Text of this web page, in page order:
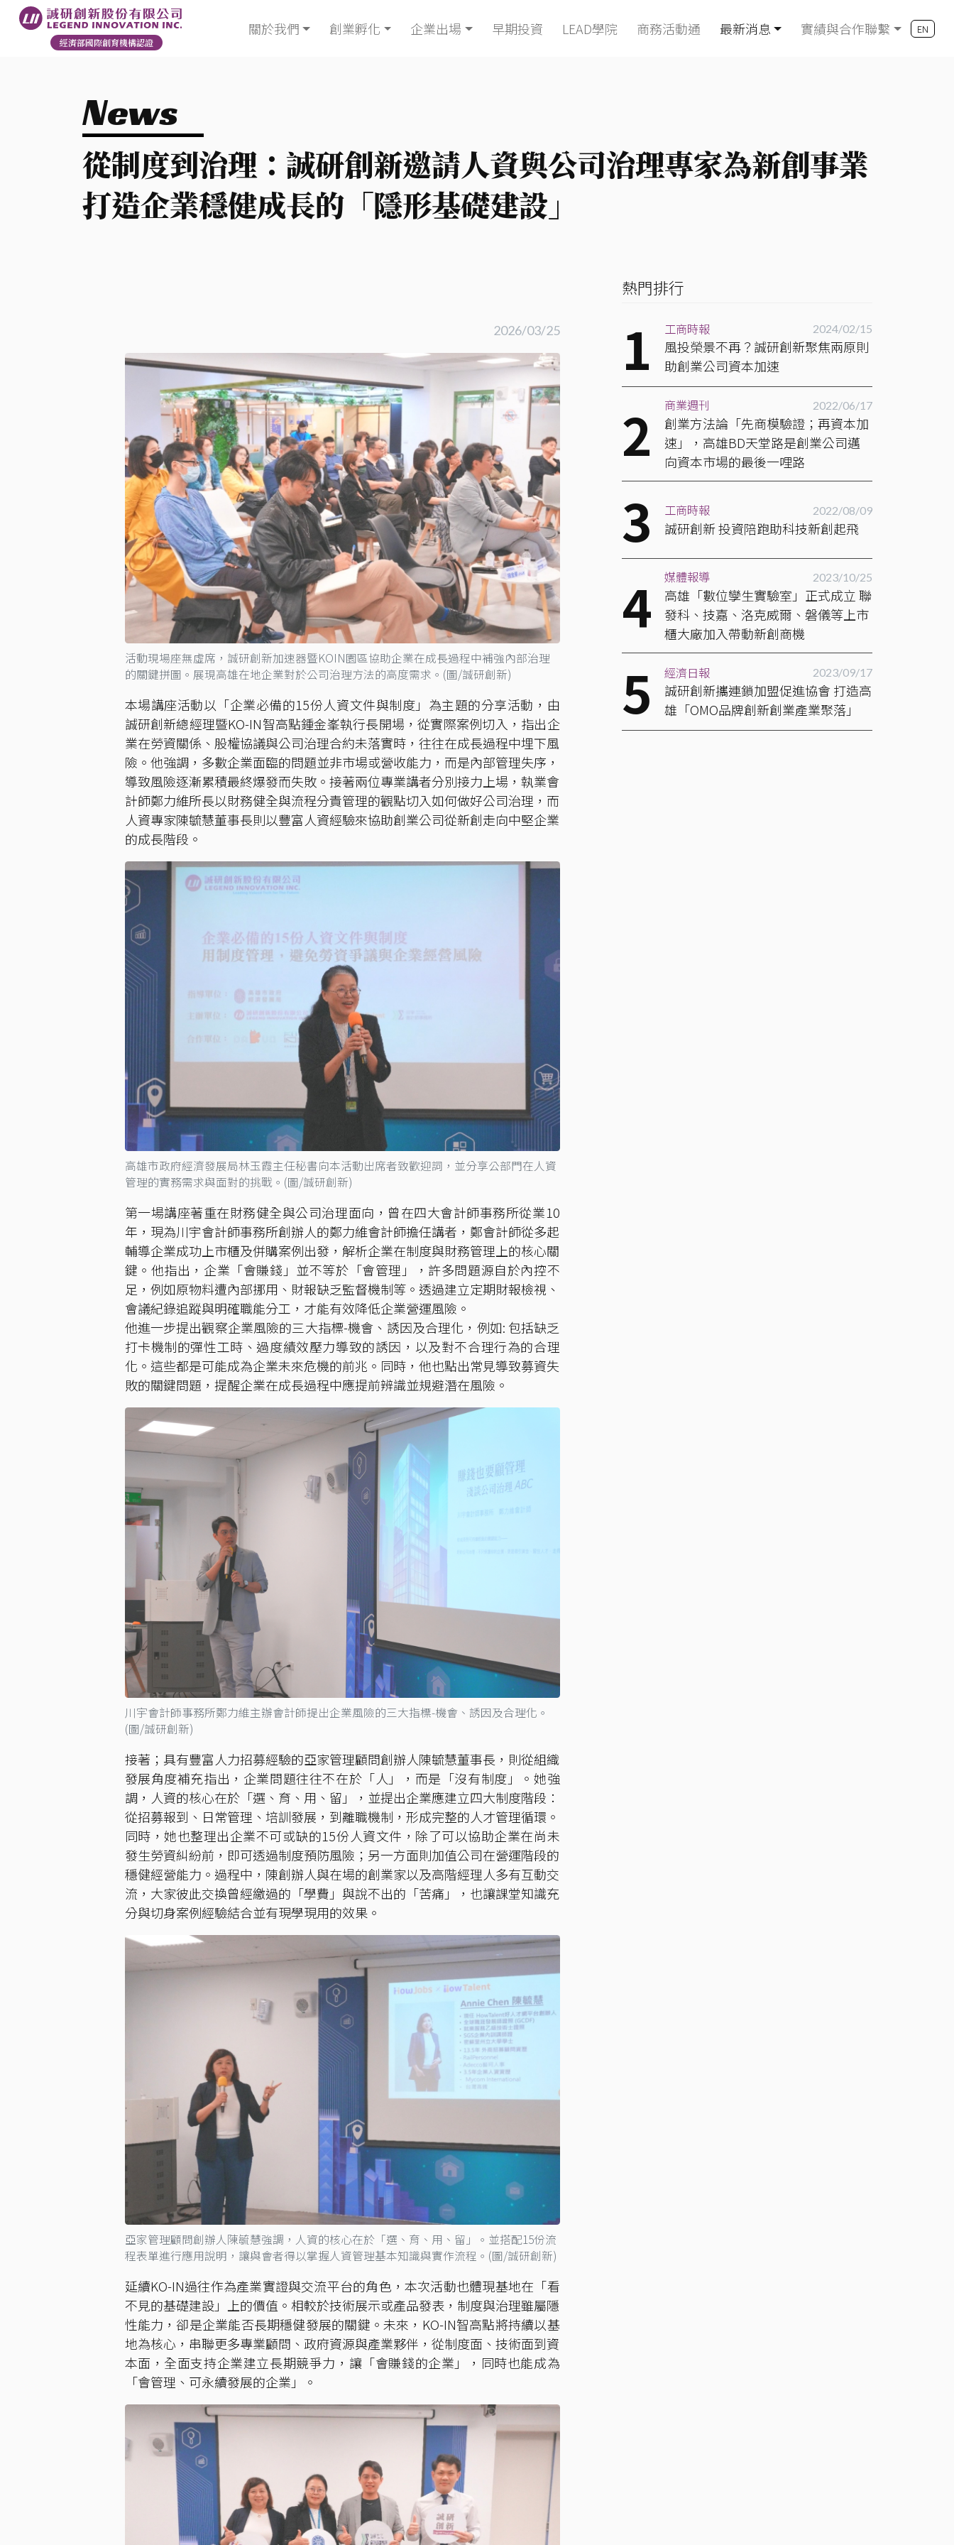
經濟部國際創育機構認證
關於我們 創業孵化 企業出場 早期投資 LEAD學院 商務活動通 最新消息 實績與合作聯繫 EN
News
從制度到治理：誠研創新邀請人資與公司治理專家為新創事業
打造企業穩健成長的「隱形基礎建設」
2026/03/25
活動現場座無虛席，誠研創新加速器暨KOIN園區協助企業在成長過程中補強內部治理
的關鍵拼圖。展現高雄在地企業對於公司治理方法的高度需求。(圖/誠研創新)
本場講座活動以「企業必備的15份人資文件與制度」為主題的分享活動，由
誠研創新總經理暨KO-IN智高點鍾金峯執行長開場，從實際案例切入，指出企
業在勞資關係、股權協議與公司治理合約未落實時，往往在成長過程中埋下風
險。他強調，多數企業面臨的問題並非市場或營收能力，而是內部管理失序，
導致風險逐漸累積最終爆發而失敗。接著兩位專業講者分別接力上場，執業會
計師鄭力維所長以財務健全與流程分責管理的觀點切入如何做好公司治理，而
人資專家陳毓慧董事長則以豐富人資經驗來協助創業公司從新創走向中堅企業
的成長階段。
高雄市政府經濟發展局林玉霞主任秘書向本活動出席者致歡迎詞，並分享公部門在人資
管理的實務需求與面對的挑戰。(圖/誠研創新)
第一場講座著重在財務健全與公司治理面向，曾在四大會計師事務所從業10
年，現為川宇會計師事務所創辦人的鄭力維會計師擔任講者，鄭會計師從多起
輔導企業成功上市櫃及併購案例出發，解析企業在制度與財務管理上的核心關
鍵。他指出，企業「會賺錢」並不等於「會管理」，許多問題源自於內控不
足，例如原物料遭內部挪用、財報缺乏監督機制等。透過建立定期財報檢視、
會議紀錄追蹤與明確職能分工，才能有效降低企業營運風險。
他進一步提出觀察企業風險的三大指標-機會、誘因及合理化，例如: 包括缺乏
打卡機制的彈性工時、過度績效壓力導致的誘因，以及對不合理行為的合理
化。這些都是可能成為企業未來危機的前兆。同時，他也點出常見導致募資失
敗的關鍵問題，提醒企業在成長過程中應提前辨識並規避潛在風險。
川宇會計師事務所鄭力維主辦會計師提出企業風險的三大指標-機會、誘因及合理化。
(圖/誠研創新)
接著；具有豐富人力招募經驗的亞家管理顧問創辦人陳毓慧董事長，則從組織
發展角度補充指出，企業問題往往不在於「人」，而是「沒有制度」。她強
調，人資的核心在於「選、育、用、留」，並提出企業應建立四大制度階段：
從招募報到、日常管理、培訓發展，到離職機制，形成完整的人才管理循環。
同時，她也整理出企業不可或缺的15份人資文件，除了可以協助企業在尚未
發生勞資糾紛前，即可透過制度預防風險；另一方面則加值公司在營運階段的
穩健經營能力。過程中，陳創辦人與在場的創業家以及高階經理人多有互動交
流，大家彼此交換曾經繳過的「學費」與說不出的「苦痛」，也讓課堂知識充
分與切身案例經驗結合並有現學現用的效果。
亞家管理顧問創辦人陳毓慧強調，人資的核心在於「選、育、用、留」。並搭配15份流
程表單進行應用說明，讓與會者得以掌握人資管理基本知識與實作流程。(圖/誠研創新)
延續KO-IN過往作為產業實證與交流平台的角色，本次活動也體現基地在「看
不見的基礎建設」上的價值。相較於技術展示或產品發表，制度與治理雖屬隱
性能力，卻是企業能否長期穩健發展的關鍵。未來，KO-IN智高點將持續以基
地為核心，串聯更多專業顧問、政府資源與產業夥伴，從制度面、技術面到資
本面，全面支持企業建立長期競爭力，讓「會賺錢的企業」，同時也能成為
「會管理、可永續發展的企業」。
熱門排行
工商時報 2024/02/15
風投榮景不再？誠研創新聚焦兩原則
助創業公司資本加速
商業週刊 2022/06/17
創業方法論「先商模驗證；再資本加
速」，高雄BD天堂路是創業公司邁
向資本市場的最後一哩路
工商時報 2022/08/09
誠研創新 投資陪跑助科技新創起飛
媒體報導 2023/10/25
高雄「數位孿生實驗室」正式成立 聯
發科、技嘉、洛克威爾、磐儀等上市
櫃大廠加入帶動新創商機
經濟日報 2023/09/17
誠研創新攜連鎖加盟促進協會 打造高
雄「OMO品牌創新創業產業聚落」